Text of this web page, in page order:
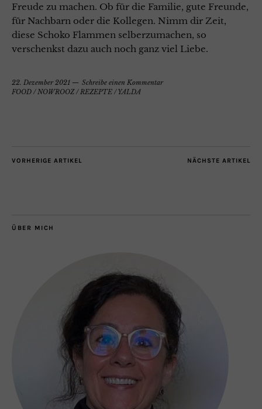
Freude zu machen. Ob für die Familie, gute Freunde,
für Nachbarn oder die Kollegen. Nimm dir Zeit,
diese Schoko Flammen selberzumachen, so
verschenkst dazu auch noch ganz viel Liebe.
22. Dezember 2021
Schreibe einen Kommentar
FOOD / NOWROOZ/ REZEPTE /YALDA
VORHERIGE ARTIKEL NÄCHSTE ARTIKEL
ÜBER MICH